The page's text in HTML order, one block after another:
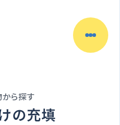
ら探す
の充填